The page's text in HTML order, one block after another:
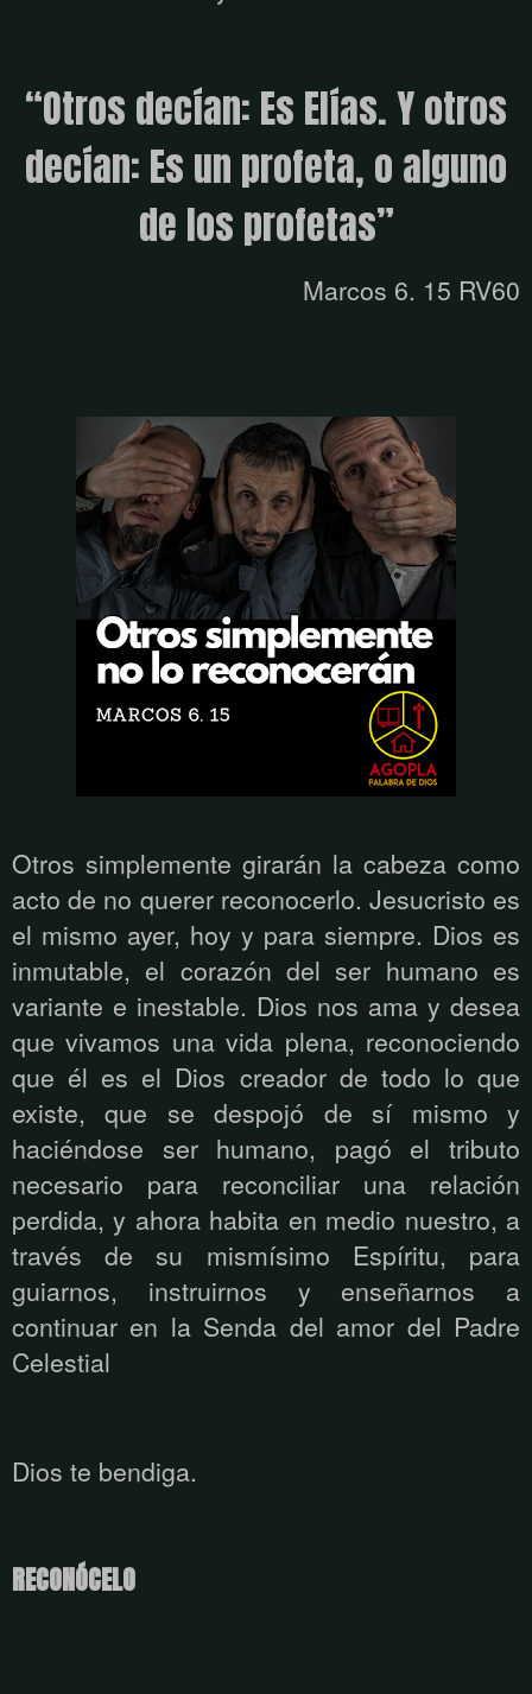
“Otros decían: Es Elías. Y otros
decían: Es un profeta, o alguno
de los profetas”
Marcos 6. 15 RV60
Otros simplemente girarán la cabeza como
acto de no querer reconocerlo. Jesucristo es
el mismo ayer, hoy y para siempre. Dios es
inmutable, el corazón del ser humano es
variante e inestable. Dios nos ama y desea
que vivamos una vida plena, reconociendo
que él es el Dios creador de todo lo que
existe, que se despojó de sí mismo y
haciéndose ser humano, pagó el tributo
necesario para reconciliar una relación
perdida, y ahora habita en medio nuestro, a
través de su mismísimo Espíritu, para
guiarnos, instruirnos y enseñarnos a
continuar en la Senda del amor del Padre
Celestial
Dios te bendiga.
RECONÓCELO